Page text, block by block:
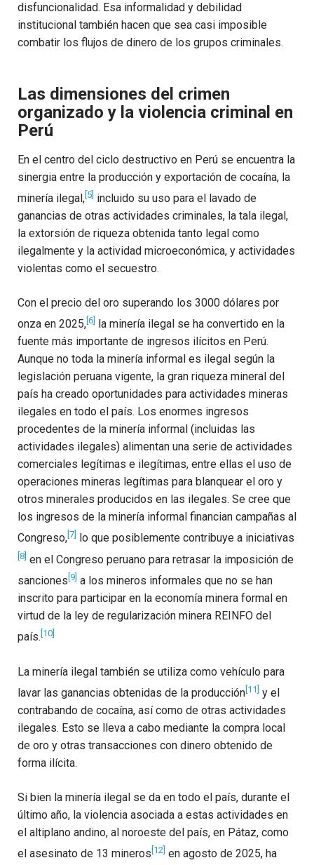
disfuncionalidad. Esa informalidad y debilidad
institucional también hacen que sea casi imposible
combatir los flujos de dinero de los grupos criminales.
Las dimensiones del crimen
organizado y la violencia criminal en
Perú
En el centro del ciclo destructivo en Perú se encuentra la
sinergia entre la producción y exportación de cocaína, la
minería ilegal,[5] incluido su uso para el lavado de
ganancias de otras actividades criminales, la tala ilegal,
la extorsión de riqueza obtenida tanto legal como
ilegalmente y la actividad microeconómica, y actividades
violentas como el secuestro.
Con el precio del oro superando los 3000 dólares por
onza en 2025, [6]
la minería ilegal se ha convertido en la
fuente más importante de ingresos ilícitos en Perú.
Aunque no toda la minería informal es ilegal según la
legislación peruana vigente, la gran riqueza mineral del
país ha creado oportunidades para actividades mineras
ilegales en todo el país. Los enormes ingresos
procedentes de la minería informal (incluidas las
actividades ilegales) alimentan una serie de actividades
comerciales legítimas e ilegítimas, entre ellas el uso de
operaciones mineras legítimas para blanquear el oro y
otros minerales producidos en las ilegales. Se cree que
los ingresos de la minería informal financian campañas al
Congreso, [7] lo que posiblemente contribuye a iniciativas
[8] en el Congreso peruano para retrasar la imposición de
sanciones [9] a los mineros informales que no se han
inscrito para participar en la economía minera formal en
virtud de la ley de regularización minera REINFO del
país. [10]
La minería ilegal también se utiliza como vehículo para
lavar las ganancias obtenidas de la producción[11] y el
contrabando de cocaína, así como de otras actividades
ilegales. Esto se lleva a cabo mediante la compra local
de oro y otras transacciones con dinero obtenido de
forma ilícita.
Si bien la minería ilegal se da en todo el país, durante el
último año, la violencia asociada a estas actividades en
el altiplano andino, al noroeste del país, en Pátaz, como
el asesinato de 13 mineros [12] en agosto de 2025, ha